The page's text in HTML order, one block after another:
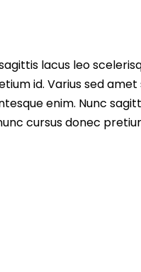
lacus leo
id. Varius sed amet
enim. Nunc
cursus donec